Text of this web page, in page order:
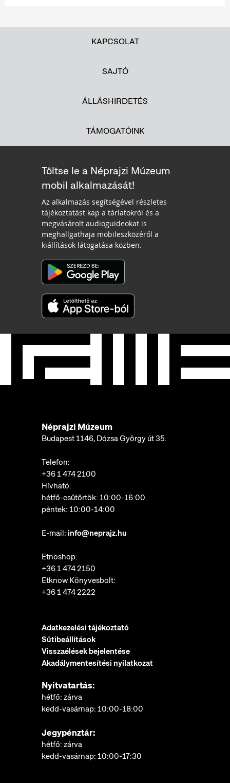
KAPCSOLAT
SAJTÓ
ÁLLÁSHIRDETÉS
TÁMOGATÓINK
Töltse le a Néprajzi Múzeum
mobil alkalmazását!
Az alkalmazás segítségével részletes
tájékoztatást kap a tárlatokról és a
megvásárolt audioguideokat is
meghallgathaja mobileszközéről a
kiállítások látogatása közben.
Néprajzi Múzeum
Budapest 1146, Dózsa György út 35.
Telefon:
+36 1 474 2100
Hívható:
hétfő-csütörtök: 10:00-16:00
péntek: 10:00-14:00
E-mail: info@neprajz.hu
Etnoshop:
+36 1 474 2150
Etknow Könyvesbolt:
+36 1 474 2222
Adatkezelési tájékoztató
Sütibeállítások
Visszaélések bejelentése
Akadálymentesítési nyilatkozat
Nyitvatartás:
hétfő: zárva
kedd-vasárnap: 10:00-18:00
Jegypénztár:
hétfő: zárva
kedd-vasárnap: 10:00-17:30